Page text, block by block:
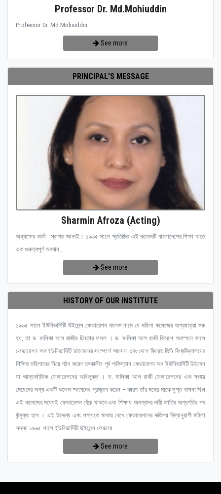
Professor Dr. Md.Mohiuddin
Professor Dr. Md.Mohiuddin
See more
PRINCIPAL'S MESSAGE
Sharmin Afroza (Acting)
অধ্যক্ষের বার্তা স্বাগত জানাই। ১৯৬৫ সালে প্রতিষ্ঠিত এই কলেজটি বাংলাদেশের শিক্ষা খাতে
এক গুরুত্বপূর্ণ অবদান...
See more
HISTORY OF OUR INSTITUTE
১৯৬৫ সালে ইউনিভার্সিটি উইমেন্স ফেডারেশন কলেজ নামে যে মহিলা কলেজের অগ্রযাত্রা শুরু
হয়, তা ড. মালিকা আল রাজীর চিন্তার ফসল । ড. মালিকা আল রাজী বিদেশে অবস্হান কালে
ফেডারেশন অব ইউনিভার্সিটি উইমেনের সংস্পর্শে আসেন এবং দেশে ফিরেই তিনি বিশ্ববিদ্যালয়ের
শিক্ষিত মহিলাদের নিয়ে গঠন করেন তৎকালীন পূর্ব পাকিস্তান ফেডারেশন অব ইউনিভার্সিটি উইমেন
যা আন্তর্জাতিক ফেডারেশনের অধিভুক্ত । ড. মালিকা আল রাজী ফেডারেশনের এক সভায়
মেয়েদের জন্য একটি কলেজ ষ্হাপনের প্রস্তাব করেন – কারণ তাঁর মনের মাঝে সুপ্ত বাসনা ছিল
এই কলেজের মধ্যেই ফেডারেশন বেঁচে থাকবে এবং শিক্ষায় অনগ্রসর নারী জাতির অগ্রগতির পথ
উন্মুক্ত হবে । এই উদ্দেশ্য এবং লক্ষ্যকে মাথায় রেখে ফেডারেশনের কতিপয় বিদ্যানুরাগী মহিলা
সদস্য ১৯৬৫ সালে ইউনিভার্সিটি উইমেন্স ফেডারে...
See more